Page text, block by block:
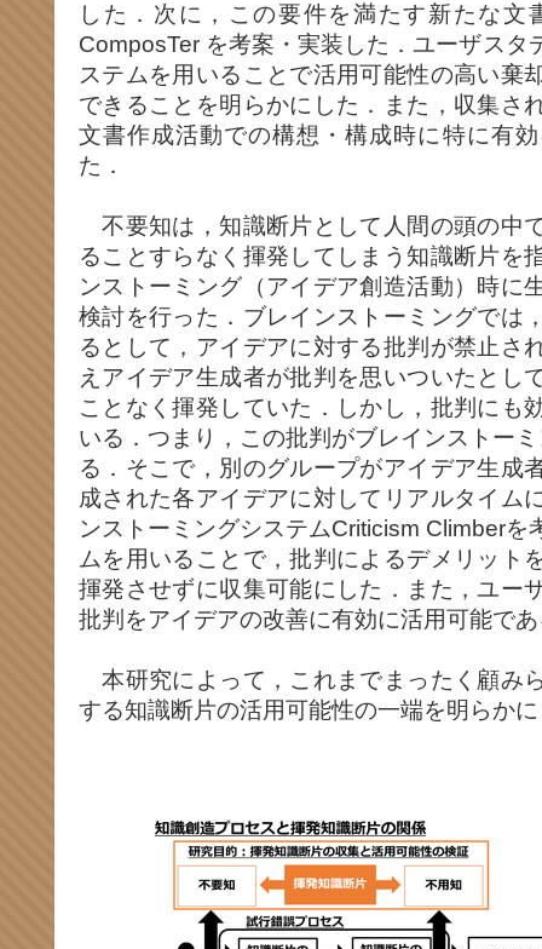
した．次に，この要件を満たす新たな文
ComposTer を考案・実装した．ユーザスタ
ステムを用いることで活用可能性の高い棄
できることを明らかにした．また，収集さ
文書作成活動での構想・構成時に特に有
た．
不要知は，知識断片として人間の頭の中
ることすらなく揮発してしまう知識断片を
ンストーミング（アイデア創造活動）時に
検討を行った．ブレインストーミングでは
るとして，アイデアに対する批判が禁止さ
えアイデア生成者が批判を思いついたとし
ことなく揮発していた．しかし，批判にも
いる．つまり，この批判がブレインストー
る．そこで，別のグループがアイデア生成
成された各アイデアに対してリアルタイム
ンストーミングシステムCriticism Climberを
ムを用いることで，批判によるデメリット
揮発させずに収集可能にした．また，ユー
批判をアイデアの改善に有効に活用可能で
本研究によって，これまでまったく顧み
する知識断片の活用可能性の一端を明らか